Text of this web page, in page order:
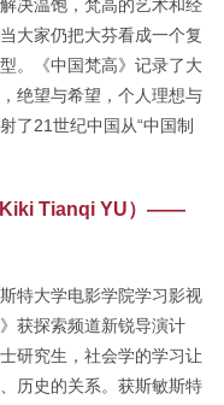
决温饱，梵高的艺术和经
大家仍把大芬看成一个复
。《中国梵高》记录了大
绝望与希望，个人理想与
了21世纪中国从“中国制
Kiki Tianqi YU）——
特大学电影学院学习影视
获探索频道新锐导演计
研究生，社会学的学习让
历史的关系。获斯敏斯特